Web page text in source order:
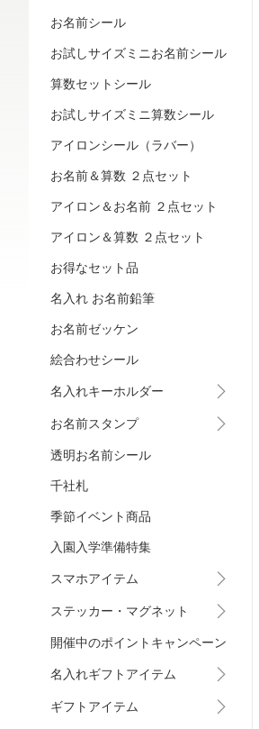
お名前シール
お試しサイズミニお名前シール
算数セットシール
お試しサイズミニ算数シール
アイロンシール（ラバー）
お名前＆算数 ２点セット
アイロン＆お名前 ２点セット
アイロン＆算数 ２点セット
お得なセット品
名入れ お名前鉛筆
お名前ゼッケン
絵合わせシール
名入れキーホルダー
お名前スタンプ
透明お名前シール
千社札
季節イベント商品
入園入学準備特集
スマホアイテム
ステッカー・マグネット
開催中のポイントキャンペーン
名入れギフトアイテム
ギフトアイテム
15位
木札 お名前キーホルダー プレゼント
り おしゃれ ネームプレート ネームタ
950円～